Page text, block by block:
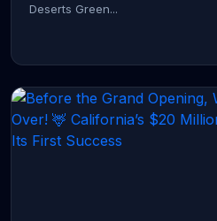
Deserts Green...